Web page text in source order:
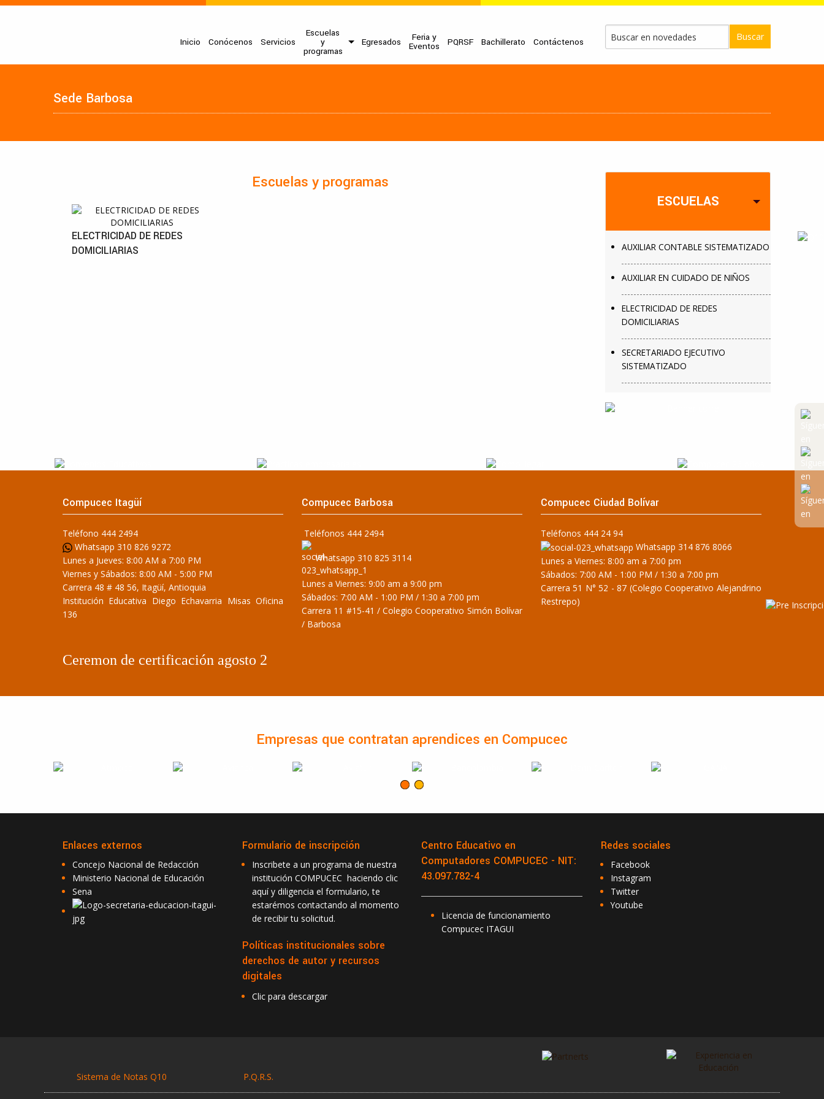
Inicio Conócenos Servicios
Escuelas
y
programas
Egresados Feria y
Eventos PQRSF Bachillerato Contáctenos Buscar
Sede Barbosa
Escuelas y programas
ELECTRICIDAD DE REDES
DOMICILIARIAS
ESCUELAS
AUXILIAR CONTABLE SISTEMATIZADO
AUXILIAR EN CUIDADO DE NIÑOS
ELECTRICIDAD DE REDES
DOMICILIARIAS
SECRETARIADO EJECUTIVO
SISTEMATIZADO
Compucec Itagüí
Teléfono 444 2494
Whatsapp 310 826 9272
Lunes a Jueves: 8:00 AM a 7:00 PM
Viernes y Sábados: 8:00 AM - 5:00 PM
Carrera 48 # 48 56, Itagüí, Antioquia
Institución Educativa Diego Echavarria Misas Oficina
136
Ceremon de certificación agosto 2
Compucec Barbosa
Teléfonos 444 2494
Whatsapp 310 825 3114
Lunes a Viernes: 9:00 am a 9:00 pm
Sábados: 7:00 AM - 1:00 PM / 1:30 a 7:00 pm
Carrera 11 #15-41 / Colegio Cooperativo Simón Bolívar
/ Barbosa
Compucec Ciudad Bolívar
Teléfonos 444 24 94
Whatsapp 314 876 8066
Lunes a Viernes: 8:00 am a 7:00 pm
Sábados: 7:00 AM - 1:00 PM / 1:30 a 7:00 pm
Carrera 51 N° 52 - 87 (Colegio Cooperativo Alejandrino
Restrepo)
Empresas que contratan aprendices en Compucec
Enlaces externos
Concejo Nacional de Redacción
Ministerio Nacional de Educación
Sena
Formulario de inscripción
Inscribete a un programa de nuestra
institución COMPUCEC haciendo clic
aquí y diligencia el formulario, te
estarémos contactando al momento
de recibir tu solicitud.
Políticas institucionales sobre
derechos de autor y recursos
digitales
Clic para descargar
Centro Educativo en
Computadores COMPUCEC - NIT:
43.097.782-4
Licencia de funcionamiento
Compucec ITAGUI
Redes sociales
Facebook
Instagram
Twitter
Youtube
Sistema de Notas Q10 P.Q.R.S.